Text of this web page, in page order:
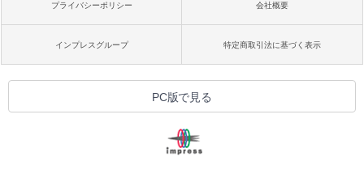
プライバシーポリシー 会社概要
インプレスグループ 特定商取引法に基づく表示
PC版で見る